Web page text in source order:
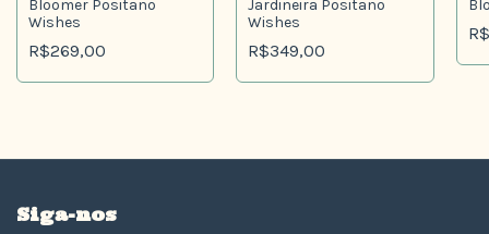
Bloomer Positano
Wishes
R$269,00
Jardineira Positano
Wishes
R$349,00
Siga-nos